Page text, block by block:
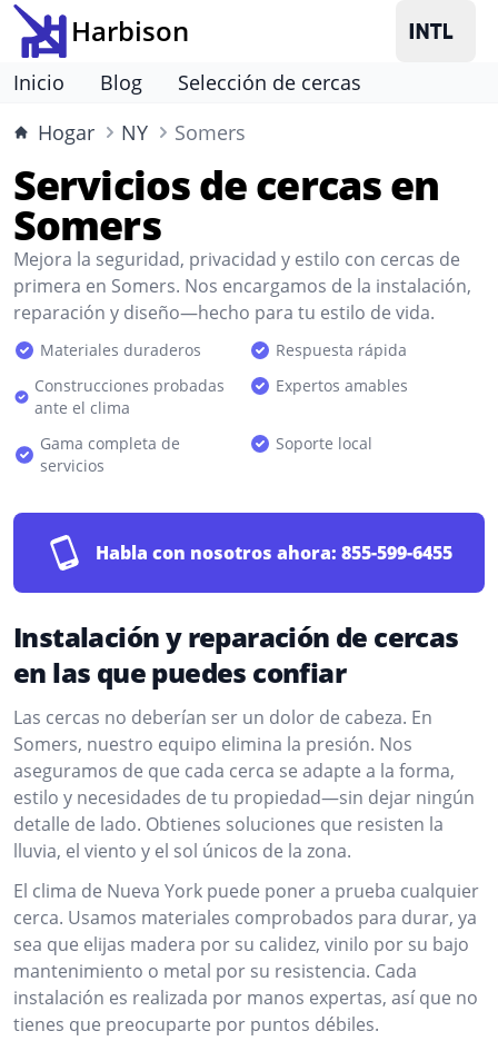
Harbison
Inicio Blog
Selección de cercas
Hogar
NY Somers
Servicios de cercas en
Somers
Mejora la seguridad, privacidad y estilo con cercas de
primera en Somers. Nos encargamos de la instalación,
reparación y diseño—hecho para tu estilo de vida.
Materiales duraderos
Respuesta rápida
Construcciones probadas
ante el clima
Expertos amables
Gama completa de
servicios
Soporte local
Habla con nosotros ahora: 855-599-6455
Instalación y reparación de cercas
en las que puedes confiar
Las cercas no deberían ser un dolor de cabeza. En
Somers, nuestro equipo elimina la presión. Nos
aseguramos de que cada cerca se adapte a la forma,
estilo y necesidades de tu propiedad—sin dejar ningún
detalle de lado. Obtienes soluciones que resisten la
lluvia, el viento y el sol únicos de la zona.
El clima de Nueva York puede poner a prueba cualquier
cerca. Usamos materiales comprobados para durar, ya
sea que elijas madera por su calidez, vinilo por su bajo
mantenimiento o metal por su resistencia. Cada
instalación es realizada por manos expertas, así que no
tienes que preocuparte por puntos débiles.